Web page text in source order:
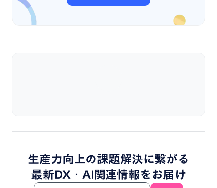
生産力向上の課題解決に繋がる
最新DX・ AI関連情報を お届け